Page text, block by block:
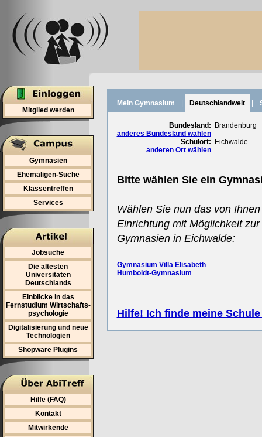
Mitglied werden
Gymnasien
Ehemaligen-Suche
Klassentreffen
Services
Jobsuche
Die ältesten
Universitäten
Deutschlands
Einblicke in das
Fernstudium Wirtschafts-
psychologie
Digitalisierung und neue
Technologien
Shopware Plugins
Hilfe (FAQ)
Kontakt
Mitwirkende
Mein Gymnasium Deutschlandweit
Bundesland:
anderes Bundesland wählen
Brandenburg
Schulort:
anderen Ort wählen
Eichwalde
Bitte wählen Sie ein
Wählen Sie nun das von
Einrichtung mit Möglichkeit
Gymnasien in Eichwalde:
Gymnasium Villa Elisabeth
Humboldt-Gymnasium
Hilfe! Ich finde meine